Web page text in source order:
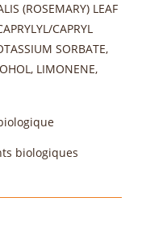
(ROSEMARY) LEAF
CAPRYL
SORBATE,
LIMONENE,
biologiques